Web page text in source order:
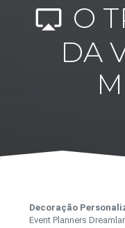
airplay O
DA
Decoração
Event Planners